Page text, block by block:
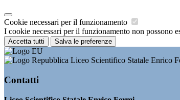
Cookie necessari per il funzionamento
I cookie necessari per il funzionamento non possono
Accetta tutti Salva le preferenze
Liceo Scientifico Statale Enrico
Contatti